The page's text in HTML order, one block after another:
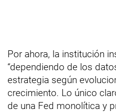
Por ahora, la institución
“dependiendo de los
estrategia según
crecimiento. Lo único
de una Fed monolítica y